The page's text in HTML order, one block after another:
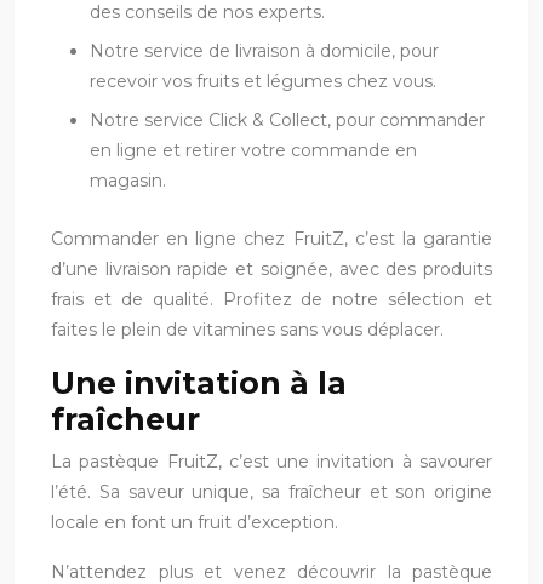
des conseils de nos experts.
Notre service de livraison à domicile, pour
recevoir vos fruits et légumes chez vous.
Notre service Click & Collect, pour commander
en ligne et retirer votre commande en
magasin.
Commander en ligne chez FruitZ, c’est la garantie
d’une livraison rapide et soignée, avec des produits
frais et de qualité. Profitez de notre sélection et
faites le plein de vitamines sans vous déplacer.
Une invitation à la
fraîcheur
La pastèque FruitZ, c’est une invitation à savourer
l’été. Sa saveur unique, sa fraîcheur et son origine
locale en font un fruit d’exception.
N’attendez plus et venez découvrir la pastèque